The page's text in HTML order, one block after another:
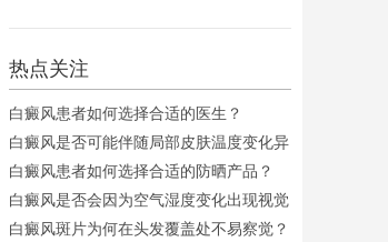
热点关注
白癜风患者如何选择合适的医生？
白癜风是否可能伴随局部皮肤温度变化异
常？
白癜风患者如何选择合适的防晒产品？
白癜风是否会因为空气湿度变化出现视觉
波动？
白癜风斑片为何在头发覆盖处不易察觉？